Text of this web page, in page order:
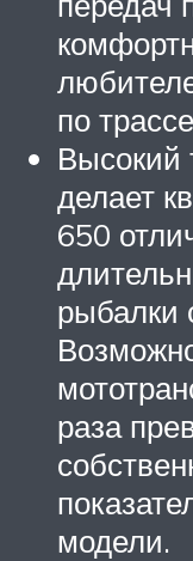
по
Высокий
делает
650
рыбалки
раза
модели.